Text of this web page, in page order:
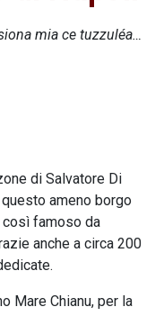
mia ce tuzzuléa…
di Salvatore Di
ameno borgo
famoso da
anche a circa 200
Mare Chianu, per la